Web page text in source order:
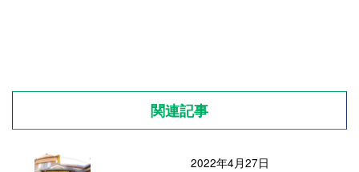
関連記事
2022年4月27日